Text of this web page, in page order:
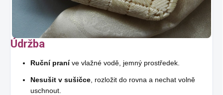
Údržba
Ruční praníve vlažné vodě, jemný prostředek.
Nesušit v sušičce , rozložit do rovna a nechat volně
uschnout.